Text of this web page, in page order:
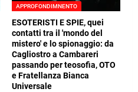
APPROFONDIMNENTO
ESOTERISTI E SPIE, quei
contatti tra il 'mondo del
mistero' e lo spionaggio: da
Cagliostro a Cambareri
passando per teosofia, OTO
e Fratellanza Bianca
Universale